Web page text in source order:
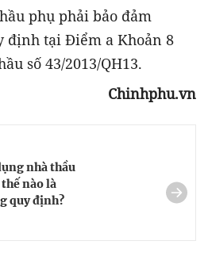
phụ phải bảo đảm
định tại Điểm a Khoản 8
số 43/2013/QH13.
Chinhphu.vn
nhà thầu
nào là
quy định?